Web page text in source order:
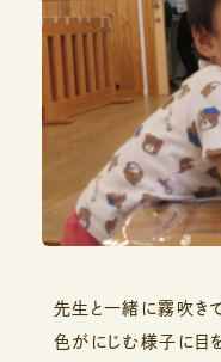
先生と一緒に霧吹きで
色がにじむ様子に目